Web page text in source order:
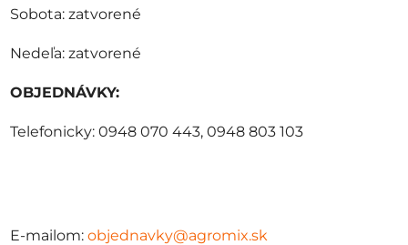
Sobota: zatvorené
Nedeľa: zatvorené
OBJEDNÁVKY:
Telefonicky: 0948 070 443, 0948 803 103
E-mailom: objednavky@agromix.sk